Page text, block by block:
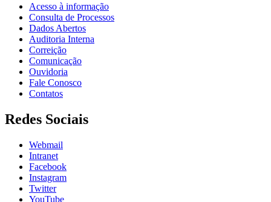
Acesso à informação
Consulta de Processos
Dados Abertos
Auditoria Interna
Correição
Comunicação
Ouvidoria
Fale Conosco
Contatos
Redes Sociais
Webmail
Intranet
Facebook
Instagram
Twitter
YouTube